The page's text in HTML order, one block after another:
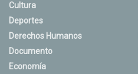
Cultura
Deportes
Derechos Humanos
Documento
Economía